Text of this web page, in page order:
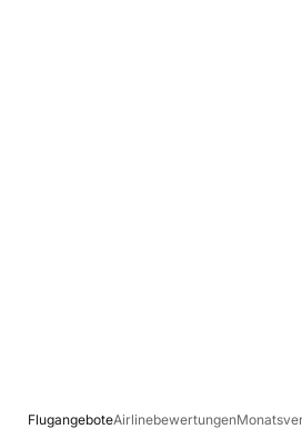
FlugangeboteAirlinebewertungen